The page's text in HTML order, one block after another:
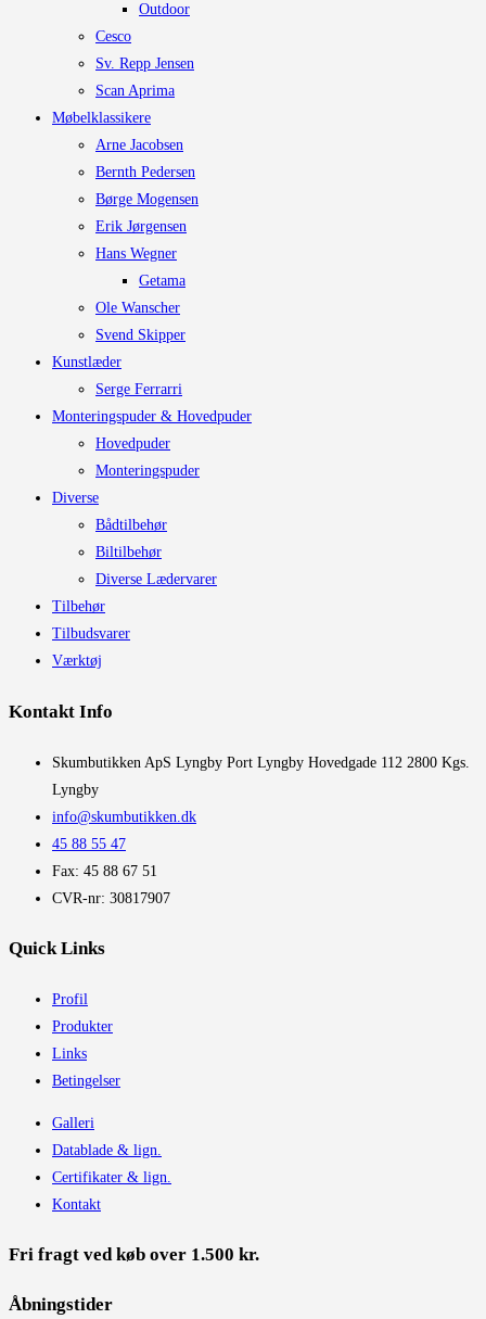
Outdoor
Cesco
Sv. Repp Jensen
Scan Aprima
Møbelklassikere
Arne Jacobsen
Bernth Pedersen
Børge Mogensen
Erik Jørgensen
Hans Wegner
Getama
Ole Wanscher
Svend Skipper
Kunstlæder
Serge Ferrarri
Monteringspuder & Hovedpuder
Hovedpuder
Monteringspuder
Diverse
Bådtilbehør
Biltilbehør
Diverse Lædervarer
Tilbehør
Tilbudsvarer
Værktøj
Kontakt Info
​Skumbutikken ApS Lyngby Port Lyngby Hovedgade 112 2800 Kgs.
Lyngby
info@skumbutikken.dk
45 88 55 47
Fax: 45 88 67 51
CVR-nr: 30817907
Quick Links
Profil
Produkter
Links
Betingelser
Galleri
Datablade & lign.
Certifikater & lign.
Kontakt
Fri fragt ved køb over 1.500 kr.
Åbningstider​